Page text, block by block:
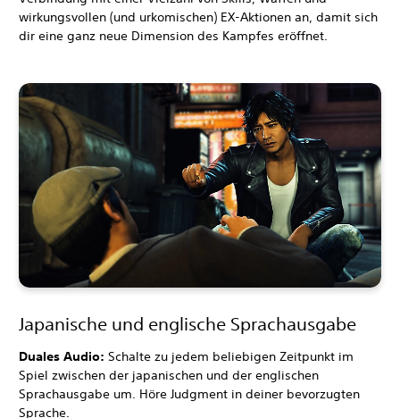
wirkungsvollen (und urkomischen) EX-Aktionen an, damit sich
dir eine ganz neue Dimension des Kampfes eröffnet.
Japanische und englische Sprachausgabe
Duales Audio: Schalte zu jedem beliebigen Zeitpunkt im
Spiel zwischen der japanischen und der englischen
Sprachausgabe um. Höre Judgment in deiner bevorzugten
Sprache.